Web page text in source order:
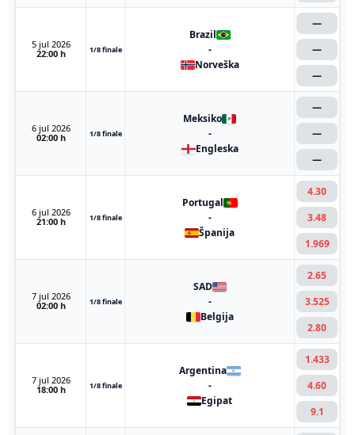
5 jul 2026
22:00 h
1/8 finale
Brazil
-
Norveška
—
—
—
6 jul 2026
02:00 h
1/8 finale
Meksiko
-
Engleska
—
—
—
6 jul 2026
21:00 h
1/8 finale
Portugal
-
Španija
4.30
3.48
1.969
7 jul 2026
02:00 h
1/8 finale
SAD
-
Belgija
2.65
3.525
2.80
7 jul 2026
18:00 h
1/8 finale
Argentina
-
Egipat
1.433
4.60
9.1